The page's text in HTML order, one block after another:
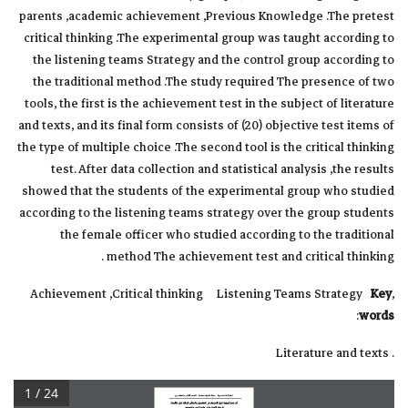
parents ,academic achievement ,Previous Knowledge .The pretest
critical thinking .The experimental group was taught according to
the listening teams Strategy and the control group according to
the traditional method .The study required The presence of two
tools, the first is the achievement test in the subject of literature
and texts, and its final form consists of (20) objective test items of
the type of multiple choice .The second tool is the critical thinking
test. After data collection and statistical analysis ,the results
showed that the students of the experimental group who studied
according to the listening teams strategy over the group students
the female officer who studied according to the traditional
method The achievement test and critical thinking .
,Achievement ,Critical thinking Listening Teams Strategy
Key
words
:
. Literature and texts
اشـراقـات تنمــوية ... مجـلة علــمية محكــمة ... العــدد الثامنوالـعـشـــرون
أثر استراتيجيت فرق الاستماع في التحصيل والتفكير الناقد لدى طالباث
1 / 24